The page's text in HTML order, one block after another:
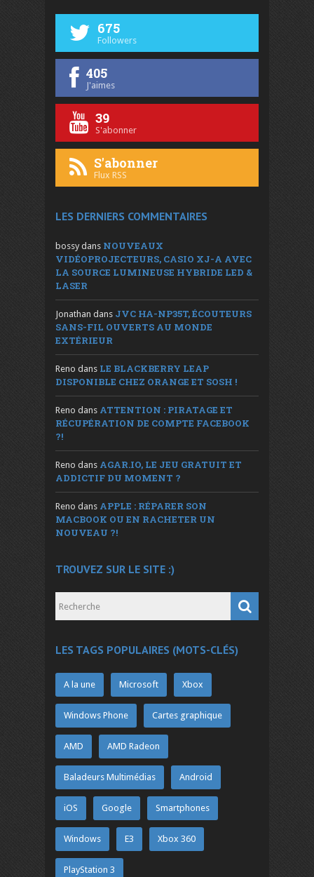
675
Followers
405
J'aimes
39
S'abonner
S'abonner
Flux RSS
LES DERNIERS COMMENTAIRES
bossy dans NOUVEAUX
VIDÉOPROJECTEURS, CASIO XJ-A AVEC
LA SOURCE LUMINEUSE HYBRIDE LED &
LASER
Jonathan dans JVC HA-NP35T, ÉCOUTEURS
SANS-FIL OUVERTS AU MONDE
EXTÉRIEUR
Reno dans LE BLACKBERRY LEAP
DISPONIBLE CHEZ ORANGE ET SOSH !
Reno dans ATTENTION : PIRATAGE ET
RÉCUPÉRATION DE COMPTE FACEBOOK
?!
Reno dans AGAR.IO, LE JEU GRATUIT ET
ADDICTIF DU MOMENT ?
Reno dans APPLE : RÉPARER SON
MACBOOK OU EN RACHETER UN
NOUVEAU ?!
TROUVEZ SUR LE SITE :)
LES TAGS POPULAIRES (MOTS-CLÉS)
A la une Microsoft Xbox
Windows Phone Cartes graphique
AMD AMD Radeon
Baladeurs Multimédias Android
iOS Google Smartphones
Windows E3 Xbox 360
PlayStation 3